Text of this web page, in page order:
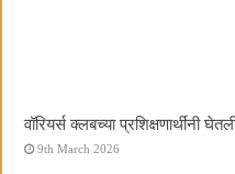
वॉरियर्स क्लबच्या प्रशिक्षणार्थींनी
9th March 2026